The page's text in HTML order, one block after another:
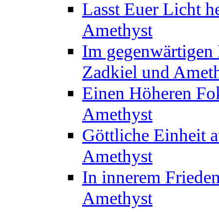
Lasst Euer Licht
Amethyst
Im
Zadkiel und
Einen Höheren
Amethyst
Göttliche Einheit
Amethyst
In innerem
Amethyst